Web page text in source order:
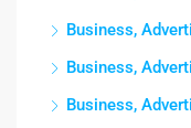
Business,
Business,
Business,